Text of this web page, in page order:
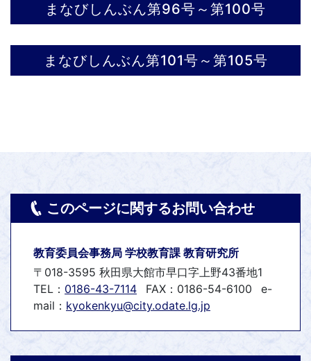
まなびしんぶん第96号～第100号
まなびしんぶん第101号～第105号
このページに関するお問い合わせ
教育委員会事務局 学校教育課 教育研究所
〒018-3595 秋田県大館市早口字上野43番地1
TEL： 0186-43-7114 FAX：0186-54-6100
e-
mail： kyokenkyu@city.odate.lg.jp